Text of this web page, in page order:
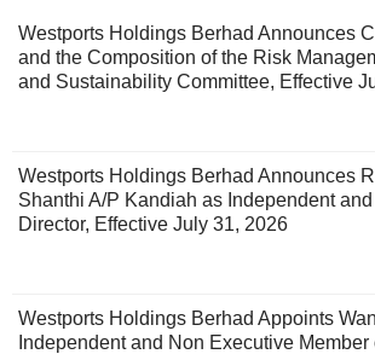
Westports Holdings Berhad Announces
and the Composition of the Risk
and Sustainability Committee, Effective
Westports Holdings Berhad Announces
Shanthi A/P Kandiah as Independent
Director, Effective July 31, 2026
Westports Holdings Berhad Appoints
Independent and Non Executive Member